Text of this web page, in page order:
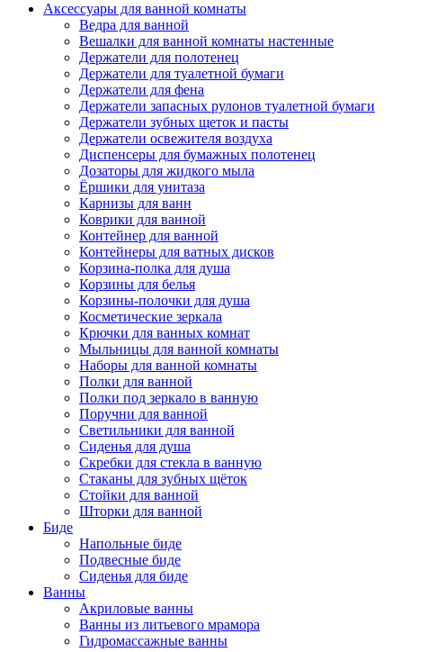
Аксессуары для ванной комнаты
Ведра для ванной
Вешалки для ванной комнаты настенные
Держатели для полотенец
Держатели для туалетной бумаги
Держатели для фена
Держатели запасных рулонов туалетной бумаги
Держатели зубных щеток и пасты
Держатели освежителя воздуха
Диспенсеры для бумажных полотенец
Дозаторы для жидкого мыла
Ёршики для унитаза
Карнизы для ванн
Коврики для ванной
Контейнер для ванной
Контейнеры для ватных дисков
Корзина-полка для душа
Корзины для белья
Корзины-полочки для душа
Косметические зеркала
Крючки для ванных комнат
Мыльницы для ванной комнаты
Наборы для ванной комнаты
Полки для ванной
Полки под зеркало в ванную
Поручни для ванной
Светильники для ванной
Сиденья для душа
Скребки для стекла в ванную
Стаканы для зубных щёток
Стойки для ванной
Шторки для ванной
Биде
Напольные биде
Подвесные биде
Сиденья для биде
Ванны
Акриловые ванны
Ванны из литьевого мрамора
Гидромассажные ванны